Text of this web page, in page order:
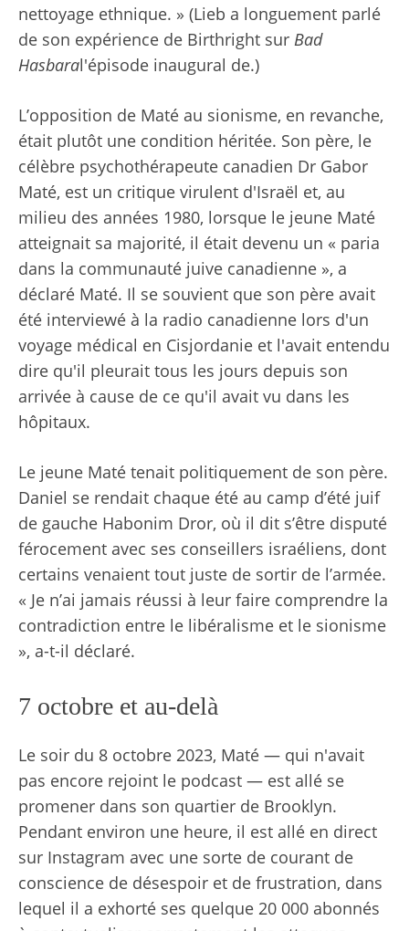
nettoyage ethnique. » (Lieb a longuement parlé
de son expérience de Birthright sur Bad
Hasbaral'épisode inaugural de.)
L’opposition de Maté au sionisme, en revanche,
était plutôt une condition héritée. Son père, le
célèbre psychothérapeute canadien Dr Gabor
Maté, est un critique virulent d'Israël et, au
milieu des années 1980, lorsque le jeune Maté
atteignait sa majorité, il était devenu un « paria
dans la communauté juive canadienne », a
déclaré Maté. Il se souvient que son père avait
été interviewé à la radio canadienne lors d'un
voyage médical en Cisjordanie et l'avait entendu
dire qu'il pleurait tous les jours depuis son
arrivée à cause de ce qu'il avait vu dans les
hôpitaux.
Le jeune Maté tenait politiquement de son père.
Daniel se rendait chaque été au camp d’été juif
de gauche Habonim Dror, où il dit s’être disputé
férocement avec ses conseillers israéliens, dont
certains venaient tout juste de sortir de l’armée.
« Je n’ai jamais réussi à leur faire comprendre la
contradiction entre le libéralisme et le sionisme
», a-t-il déclaré.
7 octobre et au-delà
Le soir du 8 octobre 2023, Maté — qui n'avait
pas encore rejoint le podcast — est allé se
promener dans son quartier de Brooklyn.
Pendant environ une heure, il est allé en direct
sur Instagram avec une sorte de courant de
conscience de désespoir et de frustration, dans
lequel il a exhorté ses quelque 20 000 abonnés